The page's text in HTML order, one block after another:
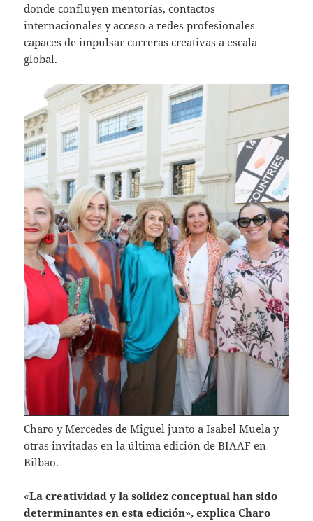
donde confluyen mentorías, contactos
internacionales y acceso a redes profesionales
capaces de impulsar carreras creativas a escala
global.
Charo y Mercedes de Miguel junto a Isabel Muela y
otras invitadas en la última edición de BIAAF en
Bilbao.
«La creatividad y la solidez conceptual han sido
determinantes en esta edición», explica Charo